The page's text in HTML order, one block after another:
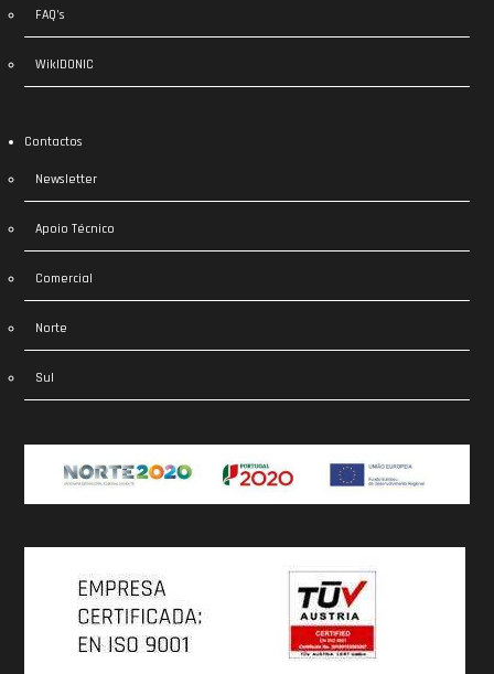
FAQ’s
WikIDONIC
Contactos
Newsletter
Apoio Técnico
Comercial
Norte
Sul